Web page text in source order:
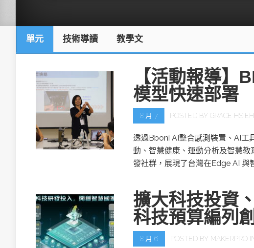
單元 技術導讀 教學文
【活動報導】
模型快速部署
8 月 7 POSTED BY GRACE HSIEH
透過Bboni AI整合感測裝置、AI工
動、智慧健康、運動分析及智慧
發社群，展現了台灣在Edge AI 與
擴大科技投資
科技預算編列
8 月 6 POSTED BY MAKERPRO